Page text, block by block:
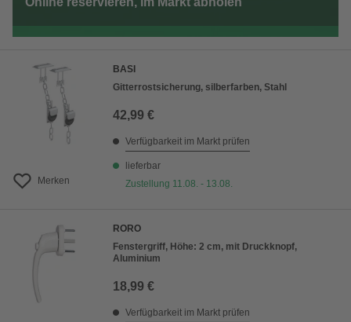
Merken
BASI
Gitterrostsicherung, silberfarben, Stahl
42,99 €
Verfügbarkeit im Markt prüfen
lieferbar
Zustellung 11.08. - 13.08.
RORO
Fenstergriff, Höhe: 2 cm, mit Druckknopf,
Aluminium
18,99 €
Verfügbarkeit im Markt prüfen